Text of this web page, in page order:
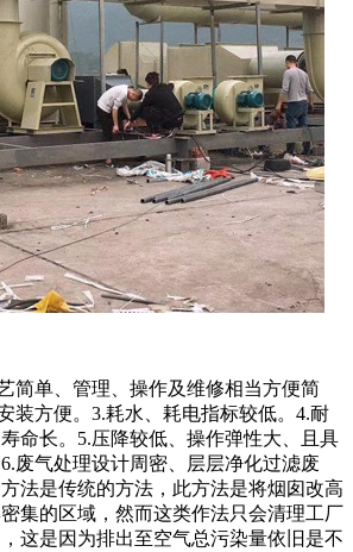
简单、管理、操作及维修相当方便简
装方便。3.耗水、耗电指标较低。4.耐
命长。5.压降较低、操作弹性大、且具
废气处理设计周密、层层净化过滤废
法是传统的方法，此方法是将烟囱改高
集的区域，然而这类作法只会清理工厂
这是因为排出至空气总污染量依旧是不